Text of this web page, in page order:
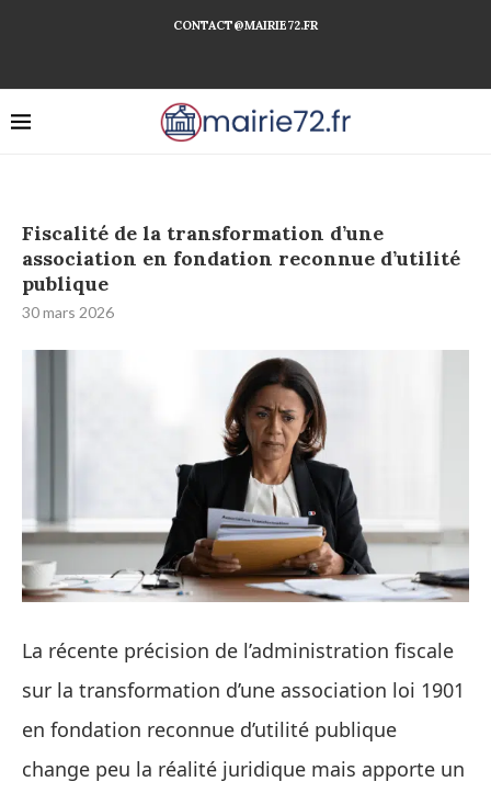
CONTACT@MAIRIE72.FR
Fiscalité de la transformation d’une
association en fondation reconnue d’utilité
publique
30 mars 2026
La récente précision de l’administration fiscale
sur la transformation d’une association loi 1901
en fondation reconnue d’utilité publique
change peu la réalité juridique mais apporte un